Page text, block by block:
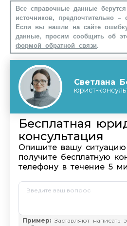
Все справочные данные
источников, предпочтительно
Если вы нашли на сайте
данные, просим сообщить об
формой обратной связи.